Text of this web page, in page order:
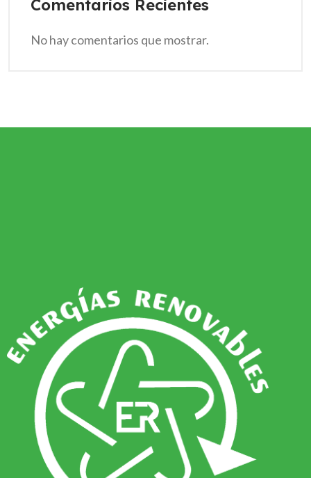
Comentarios Recientes
No hay comentarios que mostrar.